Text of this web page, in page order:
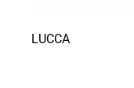
LUCCA